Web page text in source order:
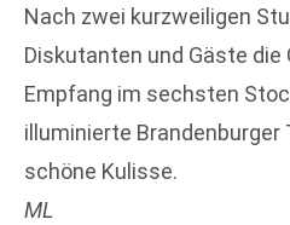
Nach zwei kurzweiligen
Diskutanten und Gäste die
Empfang im sechsten
illuminierte Brandenburger
schöne Kulisse.
ML